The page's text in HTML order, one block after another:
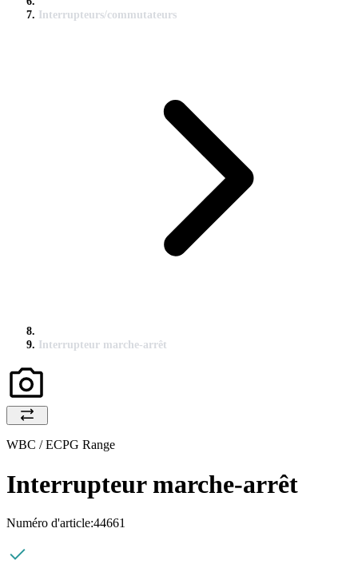
Interrupteurs/commutateurs
Interrupteur marche-arrêt
WBC / ECPG Range
Interrupteur marche-arrêt
Numéro d'article:44661